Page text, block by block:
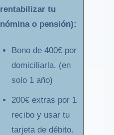
rentabilizar tu
nómina o pensión):
Bono de 400€ por
domiciliarla. (en
solo 1 año)
200€ extras por 1
recibo y usar tu
tarjeta de débito.